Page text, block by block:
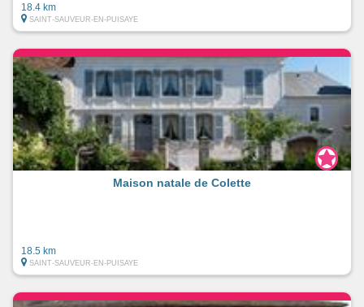
18.4 km
SAINT-SAUVEUR-EN-PUISAYE
Maison natale de Colette
18.5 km
SAINT-SAUVEUR-EN-PUISAYE